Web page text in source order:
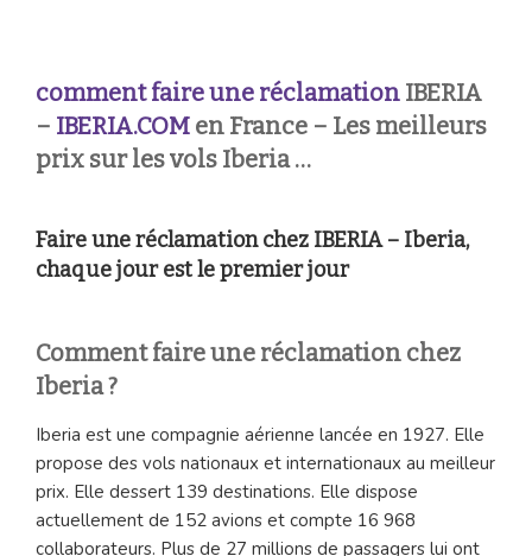
comment faire une réclamation IBERIA
– IBERIA.COM en France – Les meilleurs
prix sur les vols Iberia …
Faire une réclamation chez IBERIA – Iberia,
chaque jour est le premier jour
Comment faire une réclamation chez
Iberia ?
Iberia est une compagnie aérienne lancée en 1927. Elle
propose des vols nationaux et internationaux au meilleur
prix. Elle dessert 139 destinations. Elle dispose
actuellement de 152 avions et compte 16 968
collaborateurs. Plus de 27 millions de passagers lui ont